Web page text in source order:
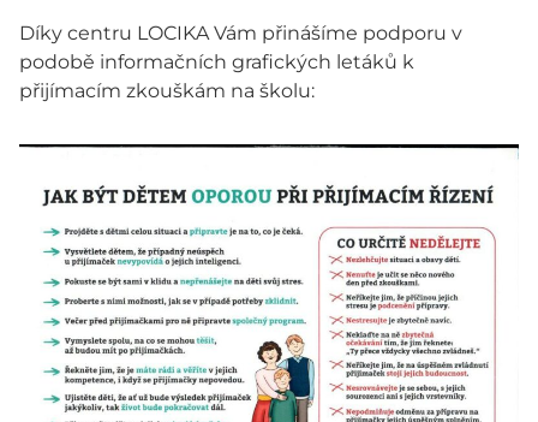
Díky centru LOCIKA Vám přinášíme podporu v
podobě informačních grafických letáků k
přijímacím zkouškám na školu: